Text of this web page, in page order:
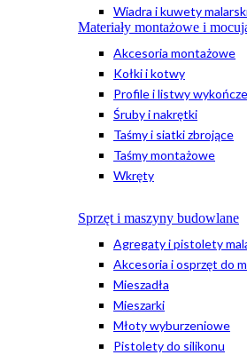
Wiadra i kuwety
Materiały montażowe i
Akcesoria montażowe
Kołki i kotwy
Profile i listwy
Śruby i nakrętki
Taśmy i siatki zbrojące
Taśmy montażowe
Wkręty
Sprzęt i maszyny budowlane
Agregaty i pistolety
Akcesoria i osprzęt do
Mieszadła
Mieszarki
Młoty wyburzeniowe
Pistolety do silikonu